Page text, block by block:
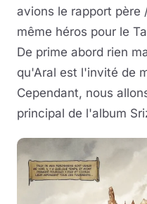
avions le rapport père
même héros pour le
De prime abord rien
qu'Aral est l'invité de
Cependant, nous
principal de l'album